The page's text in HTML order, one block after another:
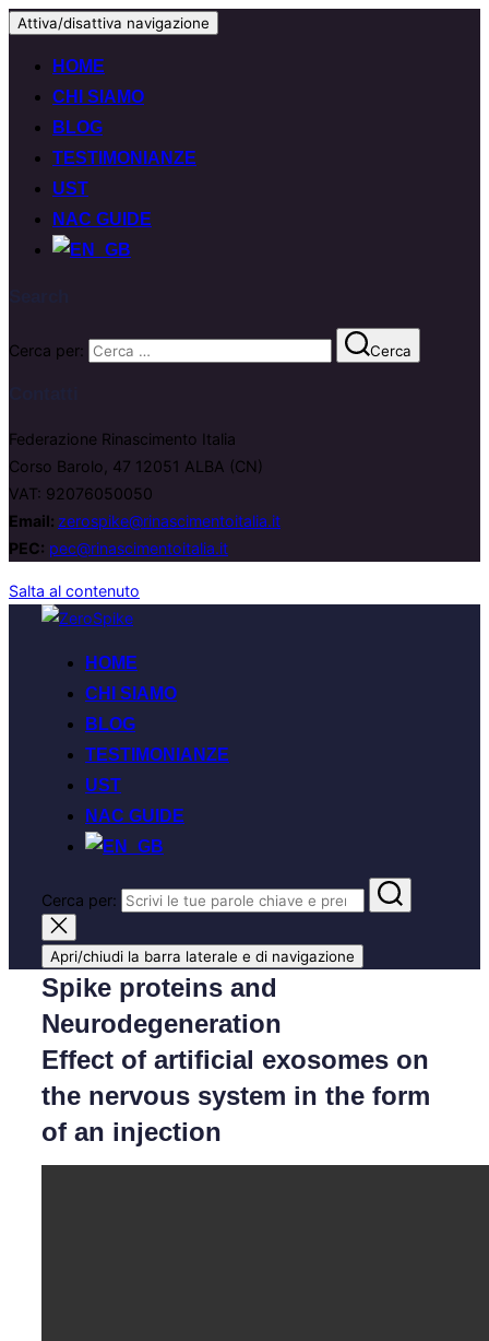
Attiva/disattiva navigazione
HOME
CHI SIAMO
BLOG
TESTIMONIANZE
UST
NAC GUIDE
Cerca per: Cerca
Federazione Rinascimento Italia
Corso Barolo, 47 12051 ALBA (CN)
VAT: 92076050050
Email: zerospike@rinascimentoitalia.it
PEC: pec@rinascimentoitalia.it
Salta al contenuto
HOME
CHI SIAMO
BLOG
TESTIMONIANZE
UST
NAC GUIDE
Cerca per:
Apri/chiudi la barra laterale e di navigazione
Spike proteins and
Neurodegeneration
Effect of artificial exosomes on
the nervous system in the form
of an injection